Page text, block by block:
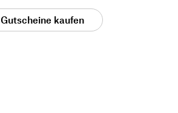
Gutscheine kaufen